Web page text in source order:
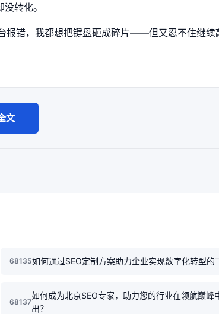
转化。
报错，我都想把键盘砸成碎片——但又忍不住继续
文
68135如何通过SEO定制方案助力企业实现数字化转型的
68137
如何成为北京SEO专家，助力您的行业在领航巅峰
出？